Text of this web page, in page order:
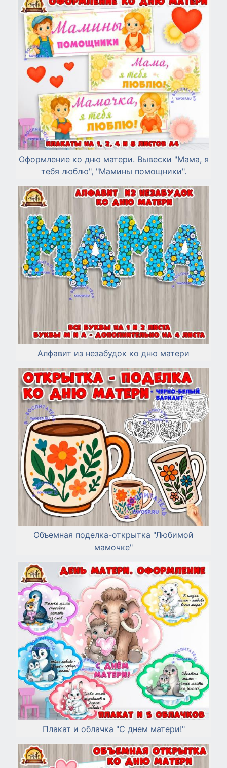
Оформление ко дню матери. Вывески "Мама, я
тебя люблю", "Мамины помощники".
Алфавит из незабудок ко дню матери
Объемная поделка-открытка "Любимой
мамочке"
Плакат и облачка "С днем матери!"